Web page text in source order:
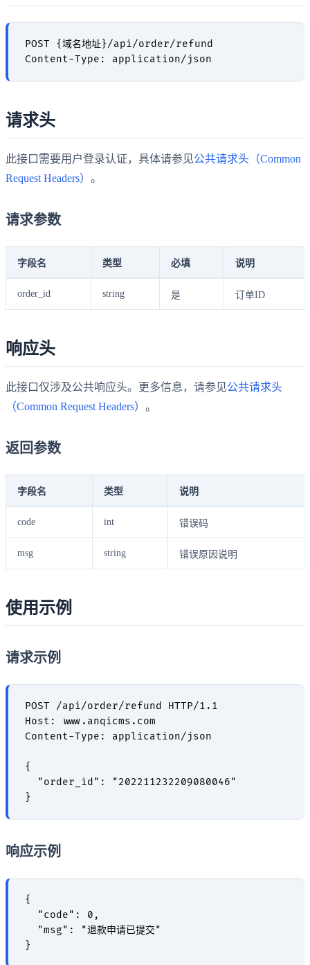
POST {域名地址}/api/order/refund
请求头
此接口需要用户登录认证，具体请参见公共请求头（Common
Request Headers） 。
请求参数
字段名 类型 必填 说明
order_id string 是 订单ID
响应头
此接口仅涉及公共响应头。更多信息，请参见公共请求头
（Common Request Headers） 。
返回参数
字段名 类型 说明
code int 错误码
msg string 错误原因说明
使用示例
请求示例
POST /api/order/refund HTTP/1.1
Host: www.anqicms.com
Content-Type: application/json
{
  "order_id": "202211232209080046"
响应示例
{
  "code": 0,
  "msg": "退款申请已提交"